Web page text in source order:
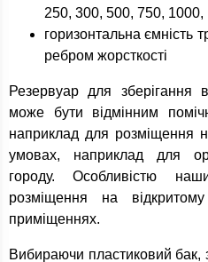
250, 300, 500, 750,
горизонтальна
ребром жорсткості
Резервуар для зберігання
може бути відмінним
наприклад для розміщення
умовах, наприклад для
городу. Особливістю
розміщення на
приміщеннях.
Вибираючи пластиковий бак,